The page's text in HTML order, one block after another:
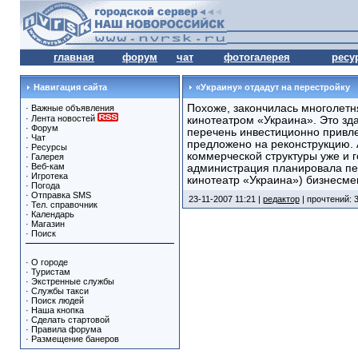
главная форум чат фотогалерея
Навигация сайта
· Важные объявления
· Лента новостей
· Форум
· Чат
· Ресурсы
· Галерея
· Веб-кам
· Игротека
· Погода
· Отправка SMS
· Тел. справочник
· Календарь
· Магазин
· Поиск
· О городе
· Туристам
· Экстренные службы
· Службы такси
· Поиск людей
· Наша кнопка
· Сделать стартовой
· Правила форума
· Размещение банеров
«Украину» отдадут на перестройку
Похоже, закончилась
кинотеатром «Украина». Это
перечень инвестиционно
предложено на реконструкцию.
коммерческой структуры уже и
администрация планировала
кинотеатр «Украина»)
23-11-2007 11:21 | редактор| прочтений: